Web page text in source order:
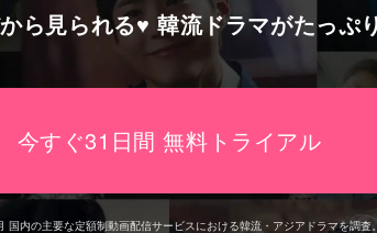
ら見られる♥ 韓流ドラマがたっぷ
今すぐ31日間 無料トライアル
国内の主要な定額制動画配信サービスにおける韓流・アジアドラマを調査